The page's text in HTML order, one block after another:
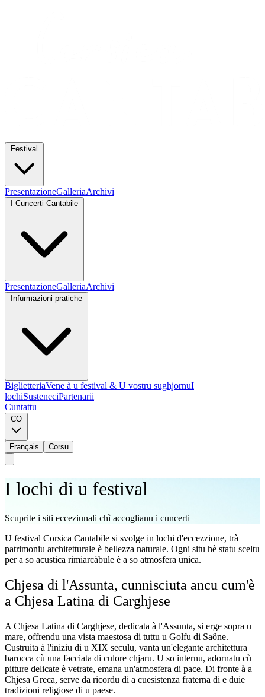
PresentazioneGalleriaArchivi
PresentazioneGalleriaArchivi
BiglietteriaVene à u festival & U vostru sughjornuI
lochiSusteneciPartenarii
Cuntattu
Français Corsu
I lochi di u festival
Scuprite i siti ecceziunali chì accoglianu i cuncerti
U festival Corsica Cantabile si svolge in lochi d'eccezzione, trà
patrimoniu architetturale è bellezza naturale. Ogni situ hè statu sceltu
per a so acustica rimiarcàbule è a so atmosfera unica.
Chjesa di l'Assunta, cunnisciuta ancu cum'è
a Chjesa Latina di Carghjese
A Chjesa Latina di Carghjese, dedicata à l'Assunta, si erge sopra u
mare, offrendu una vista maestosa di tuttu u Golfu di Saône.
Custruita à l'iniziu di u XIX seculu, vanta un'elegante architettura
barocca cù una facciata di culore chjaru. U so internu, adornatu cù
pitture delicate è vetrate, emana un'atmosfera di pace. Di fronte à a
Chjesa Greca, serve da ricordu di a cuesistenza fraterna di e duie
tradizioni religiose di u paese.